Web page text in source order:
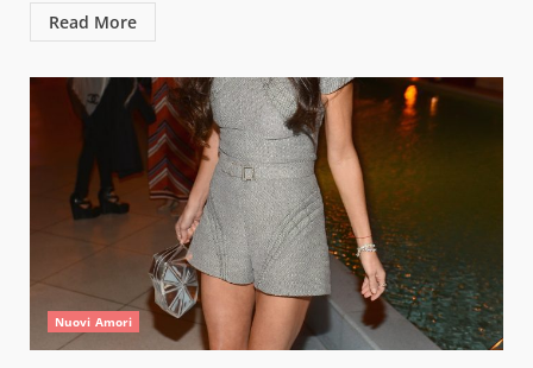
Read More
Nuovi Amori